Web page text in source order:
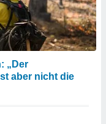
„Der
aber nicht die